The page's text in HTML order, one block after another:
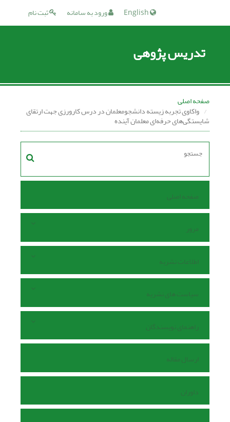
ثبت نام ورود به سامانه
تدریس پژوهی
صفحه اصلی
واکاوی تجربه زیسته دانشجومعلمان در درس کارورزی جهت ارتقای
شایستگی‌های حرفه‌ای معلمان آینده
صفحه اصلی
مرور
اطلاعات نشریه
سیاست های نشریه
راهنمای نویسندگان
ارسال مقاله
داوران